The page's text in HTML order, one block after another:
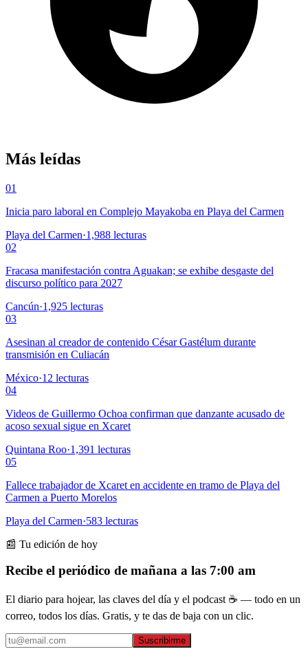
Más leídas
01
Inicia paro laboral en Complejo Mayakoba en Playa del Carmen
Playa del Carmen·1,988 lecturas
02
Fracasa manifestación contra Aguakan; se exhibe desgaste del
discurso político para 2027
Cancún·1,925 lecturas
03
Asesinan al creador de contenido César Gastélum durante
transmisión en Culiacán
México·12 lecturas
04
Videos de Guillermo Ochoa confirman que danzante acusado de
acoso sexual sigue en Xcaret
Quintana Roo·1,391 lecturas
05
Fallece trabajador de Xcaret en accidente en tramo de Playa del
Carmen a Puerto Morelos
Playa del Carmen·583 lecturas
📰 Tu edición de hoy
Recibe el periódico de mañana a las 7:00 am
El diario para hojear, las claves del día y el podcast ☕ — todo en un
correo, todos los días. Gratis, y te das de baja con un clic.
Suscribirme